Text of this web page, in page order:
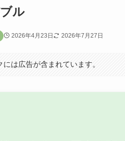
ル
2026年4月23日 2026年7月27日
は広告が含まれています。